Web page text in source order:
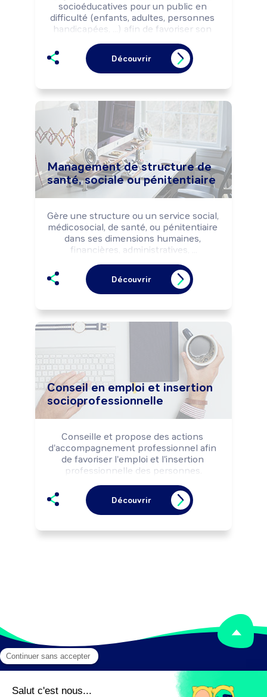
socioéducatives pour un public en
difficulté (enfants, adultes, personnes
handicapées, ...) afin de favoriser son
Peut intervenir dans le cadre de
mesures judiciaires.
Peut coordonner l'activité d'une équipe.
Découvrir
Management de structure de
santé, sociale ou pénitentiaire
Gère une structure ou un service social,
médicosocial, de santé, ou pénitentiaire
dans ses dimensions humaines,
financières, administratives, ...
prise en charge des publics (patients,
personnes en difficultés sociales,
personnes placées sous main de
Découvrir
Conseil en emploi et insertion
socioprofessionnelle
Conseille et propose des actions
d'accompagnement professionnel afin
de favoriser l'emploi et l'insertion
professionnelle des personnes.
temporaire, d'outplacement, ...) à des
entreprises.
Découvrir